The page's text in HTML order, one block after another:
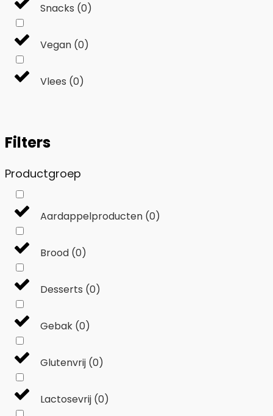
Snacks (0)
Vegan (0)
Vlees (0)
Filters
Productgroep
Aardappelproducten (0)
Brood (0)
Desserts (0)
Gebak (0)
Glutenvrij (0)
Lactosevrij (0)